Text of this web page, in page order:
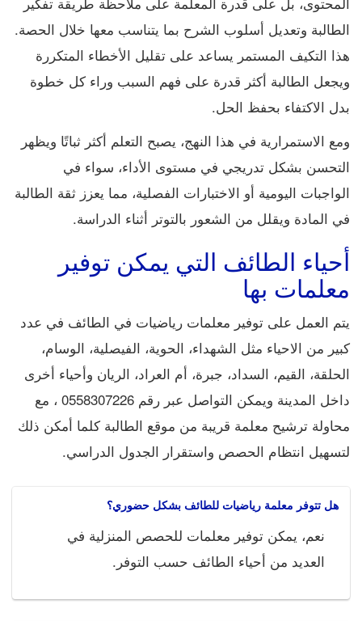
الطالبة وتعديل أسلوب الشرح بما يتناسب معها خلال الحصة.
هذا التكيف المستمر يساعد على تقليل الأخطاء المتكررة
ويجعل الطالبة أكثر قدرة على فهم السبب وراء كل خطوة
بدل الاكتفاء بحفظ الحل.
ومع الاستمرارية في هذا النهج، يصبح التعلم أكثر ثباتًا ويظهر
التحسن بشكل تدريجي في مستوى الأداء، سواء في
الواجبات اليومية أو الاختبارات الفصلية، مما يعزز ثقة الطالبة
في المادة ويقلل من الشعور بالتوتر أثناء الدراسة.
أحياء الطائف التي يمكن توفير
معلمات بها
يتم العمل على توفير معلمات رياضيات في الطائف في عدد
كبير من الاحياء مثل الشهداء، الحوية، الفيصلية، الوسام،
الحلقة، القيم، السداد، جبرة، أم العراد، الريان وأحياء أخرى
داخل المدينة ويمكن التواصل عبر رقم 0558307226 ، مع
محاولة ترشيح معلمة قريبة من موقع الطالبة كلما أمكن ذلك
لتسهيل انتظام الحصص واستقرار الجدول الدراسي.
هل تتوفر معلمة رياضيات للطائف بشكل حضوري؟
نعم، يمكن توفير معلمات للحصص المنزلية في
العديد من أحياء الطائف حسب التوفر.